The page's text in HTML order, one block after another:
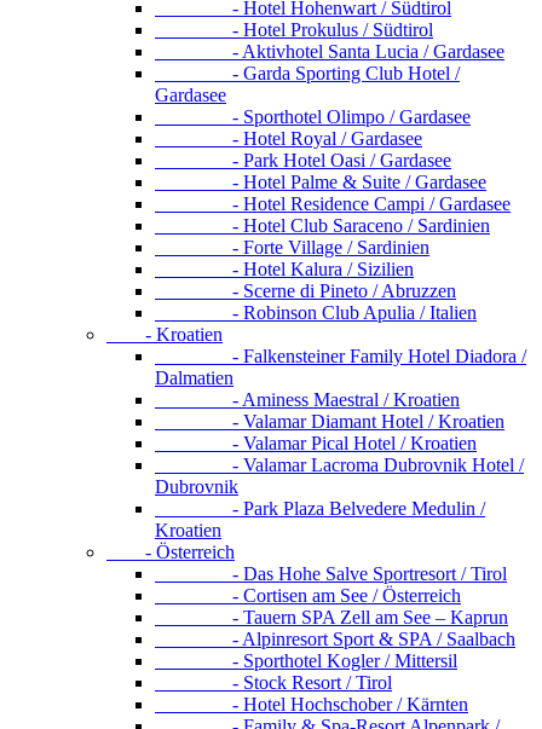
- Hotel Hohenwart / Südtirol
- Hotel Prokulus / Südtirol
- Aktivhotel Santa Lucia / Gardasee
- Garda Sporting Club Hotel /
Gardasee
- Sporthotel Olimpo / Gardasee
- Hotel Royal / Gardasee
- Park Hotel Oasi / Gardasee
- Hotel Palme & Suite / Gardasee
- Hotel Residence Campi / Gardasee
- Hotel Club Saraceno / Sardinien
- Forte Village / Sardinien
- Hotel Kalura / Sizilien
- Scerne di Pineto / Abruzzen
- Robinson Club Apulia / Italien
- Kroatien
- Falkensteiner Family Hotel Diadora /
Dalmatien
- Aminess Maestral / Kroatien
- Valamar Diamant Hotel / Kroatien
- Valamar Pical Hotel / Kroatien
- Valamar Lacroma Dubrovnik Hotel /
Dubrovnik
- Park Plaza Belvedere Medulin /
Kroatien
- Österreich
- Das Hohe Salve Sportresort / Tirol
- Cortisen am See / Österreich
- Tauern SPA Zell am See – Kaprun
- Alpinresort Sport & SPA / Saalbach
- Sporthotel Kogler / Mittersil
- Stock Resort / Tirol
- Hotel Hochschober / Kärnten